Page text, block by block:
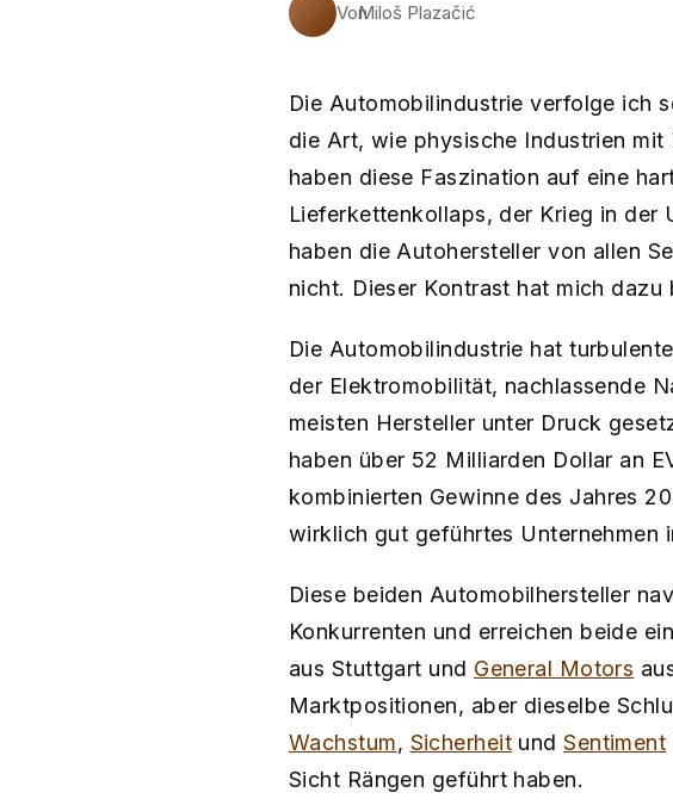
VonMiloš Plazačić
Die Automobilindustrie verfolge ich
die Art, wie physische Industrien
haben diese Faszination auf eine
Lieferkettenkollaps, der Krieg in der
haben die Autohersteller von allen
nicht. Dieser Kontrast hat mich
Die Automobilindustrie hat
der Elektromobilität, nachlassende
meisten Hersteller unter Druck
haben über 52 Milliarden Dollar an
kombinierten Gewinne des Jahres
wirklich gut geführtes Unternehmen
Diese beiden Automobilhersteller
Konkurrenten und erreichen beide
aus Stuttgart und General Motors
Marktpositionen, aber dieselbe
Wachstum, SicherheitundSentiment
Sicht Rängen geführt haben.